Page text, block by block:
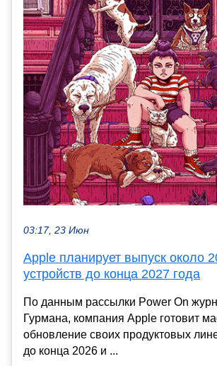
03:17, 23 Июн
Apple планирует выпуск около
устройств до конца 2027 года
По данным рассылки Power On
Гурмана, компания Apple готовит
обновление своих продуктовых
до конца 2026 и ...